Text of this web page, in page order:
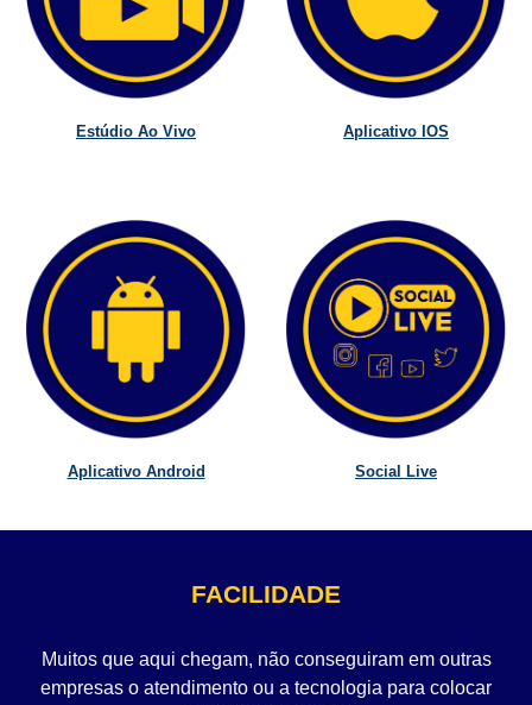
Estúdio Ao Vivo Aplicativo IOS
Aplicativo Android Social Live
FACILIDADE
Muitos que aqui chegam, não conseguiram em outras
empresas o atendimento ou a tecnologia para colocar